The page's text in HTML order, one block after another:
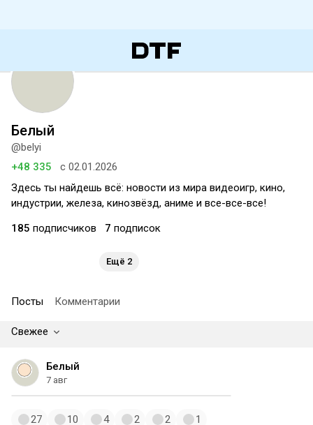
Белый
@belyi
+48 335
с 02.01.2026
Здесь ты найдешь всё: новости из мира видеоигр, кино,
индустрии, железа, кинозвёзд, аниме и все-все-все!
185 подписчиков 7 подписок
Ещё 2
Посты Комментарии
Свежее
Белый
7 авг
27 10 4 2 2 1